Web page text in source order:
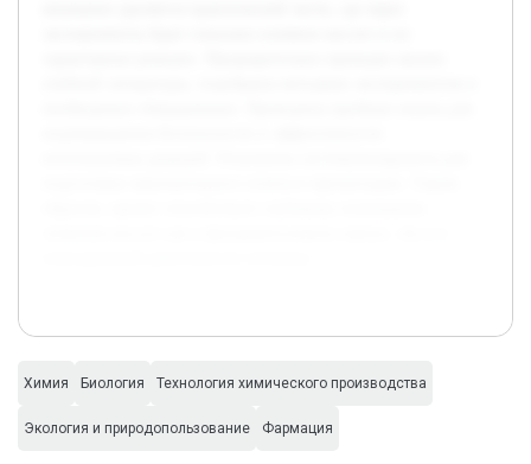
Химия Биология Технология химического производства
Экология и природопользование Фармация